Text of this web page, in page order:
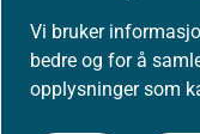
Vi bruker
bedre og for å
opplysninger som